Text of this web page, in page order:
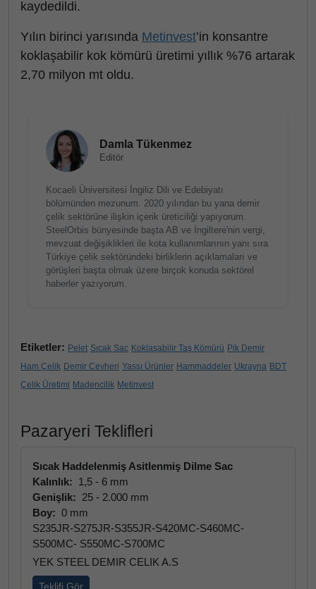
kaydedildi.
Yılın birinci yarısında Metinvest’in konsantre
koklaşabilir kok kömürü üretimi yıllık %76 artarak
2,70 milyon mt oldu.
Damla Tükenmez
Editör
Kocaeli Üniversitesi İngiliz Dili ve Edebiyatı
bölümünden mezunum. 2020 yılından bu yana demir
çelik sektörüne ilişkin içerik üreticiliği yapıyorum.
SteelOrbis bünyesinde başta AB ve İngiltere'nin vergi,
mevzuat değişiklikleri ile kota kullanımlarının yanı sıra
Türkiye çelik sektöründeki birliklerin açıklamaları ve
görüşleri başta olmak üzere birçok konuda sektörel
haberler yazıyorum.
Etiketler: Pelet Sıcak Sac Koklaşabilir Taş Kömürü Pik Demir
Ham Çelik Demir Cevheri Yassı Ürünler Hammaddeler Ukrayna BDT
Çelik Üretimi Madencilik Metinvest
Pazaryeri Teklifleri
Sıcak Haddelenmiş Asitlenmiş Dilme Sac
Kalınlık: 1,5 - 6 mm
Genişlik: 25 - 2.000 mm
Boy: 0 mm
S235JR-S275JR-S355JR-S420MC-S460MC-
S500MC- S550MC-S700MC
YEK STEEL DEMIR CELIK A.S
Teklifi Gör